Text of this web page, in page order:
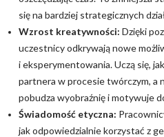
się na bardziej strategicznych
Wzrost kreatywności: Dzięki
uczestnicy odkrywają nowe
i eksperymentowania. Uczą się,
partnera w procesie twórczym, a
pobudza wyobraźnię i motywuje
Świadomość etyczna:
jak odpowiedzialnie korzystać z